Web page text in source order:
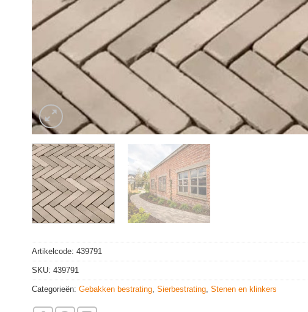
Artikelcode: 439791
SKU: 439791
Categorieën: Gebakken bestrating, Sierbestrating, Stenen en klinkers